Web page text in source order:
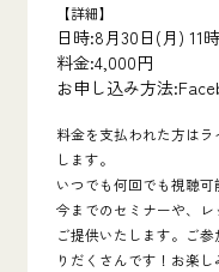
【詳細】
日時:8月30日(月) 11
料金:4,000円
お申し込み方法
料金を支払われた方はラ
します。
いつでも何回でも視聴可
今までのセミナーや、
ご提供いたします。ご
りだくさんです！お楽し